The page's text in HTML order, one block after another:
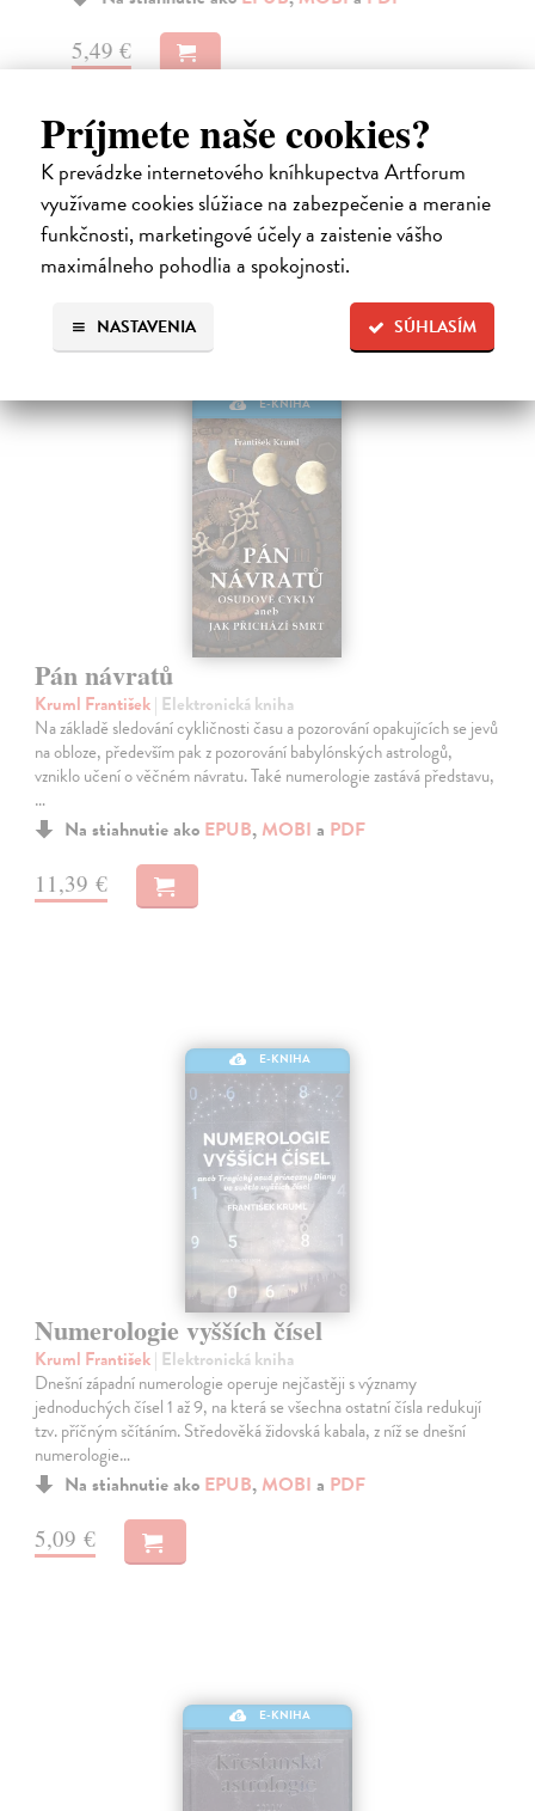
Príjmete naše cookies?
K prevádzke internetového kníhkupectva Artforum
využívame cookies slúžiace na zabezpečenie a meranie
funkčnosti, marketingové účely a zaistenie vášho
maximálneho pohodlia a spokojnosti.
SÚHLASÍM
NASTAVENIA
5,49 €
Ďalšie z kategórie astrológia,
veštenie a sny
E-KNIHA
Pán návratů
Kruml František| Elektronická kniha
Na základě sledování cykličnosti času a pozorování opakujících se jevů
na obloze, především pak z pozorování babylónských astrologů,
vzniklo učení o věčném návratu. Také numerologie zastává představu,
…
Na stiahnutie ako EPUB, MOBI a PDF
11,39 €
E-KNIHA
Numerologie vyšších čísel
Kruml František| Elektronická kniha
Dnešní západní numerologie operuje nejčastěji s významy
jednoduchých čísel 1 až 9, na která se všechna ostatní čísla redukují
tzv. příčným sčítáním. Středověká židovská kabala, z níž se dnešní
numerologie…
Na stiahnutie ako EPUB, MOBI a PDF
5,09 €
E-KNIHA